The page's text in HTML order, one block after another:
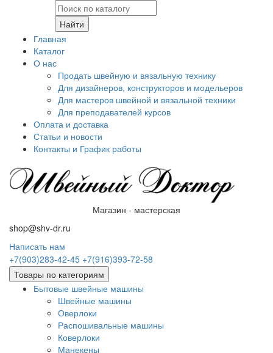
Найти
Главная
Каталог
О нас
Продать швейную и вязальную технику
Для дизайнеров, конструкторов и модельеров
Для мастеров швейной и вязальной техники
Для преподавателей курсов
Оплата и доставка
Статьи и новости
Контакты и График работы
Магазин - мастерская
shop@shv-dr.ru
Написать нам
+7(903)283-42-45 +7(916)393-72-58
Товары по категориям
Бытовые швейные машины
Швейные машины
Оверлоки
Распошивальные машины
Коверлоки
Манекены